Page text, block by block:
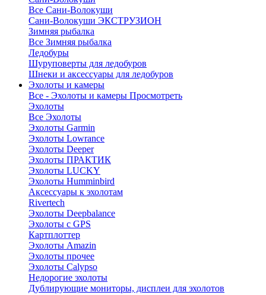
Все Сани-Волокуши
Сани-Волокуши ЭКСТРУЗИОН
Зимняя рыбалка
Все Зимняя рыбалка
Ледобуры
Шуруповерты для ледобуров
Шнеки и аксессуары для ледобуров
Эхолоты и камеры
Все - Эхолоты и камеры Просмотреть
Эхолоты
Все Эхолоты
Эхолоты Garmin
Эхолоты Lowrance
Эхолоты Deeper
Эхолоты ПРАКТИК
Эхолоты LUCKY
Эхолоты Humminbird
Аксессуары к эхолотам
Rivertech
Эхолоты Deepbalance
Эхолоты с GPS
Картплоттер
Эхолоты Amazin
Эхолоты прочее
Эхолоты Calypso
Недорогие эхолоты
Дублирующие мониторы, дисплеи для эхолотов